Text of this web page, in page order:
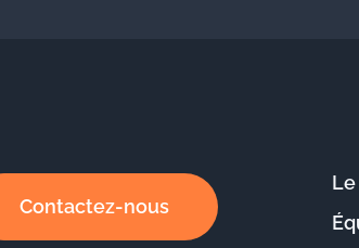
Contactez-nous